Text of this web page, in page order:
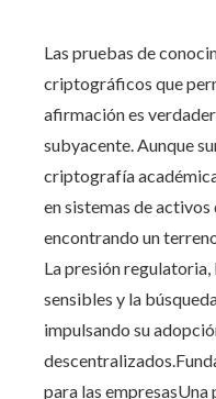
Las pruebas de
criptográficos que
afirmación es
subyacente. Aunque
criptografía
en sistemas de
encontrando un
La presión
sensibles y la
impulsando su
para las